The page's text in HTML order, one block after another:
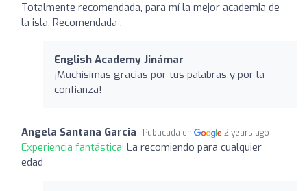
Totalmente recomendada, para mí la mejor academia de
la isla. Recomendada .
English Academy Jinámar
¡Muchísimas gracias por tus palabras y por la
confianza!
Angela Santana Garcia Publicada en 2 years ago
Experiencia fantástica: La recomiendo para cualquier
edad